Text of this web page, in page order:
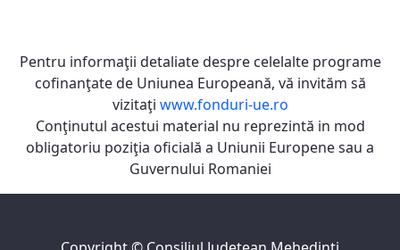
Pentru informaţii detaliate despre celelalte programe
cofinanţate de Uniunea Europeană, vă invităm să
vizitaţi www.fonduri-ue.ro
Conţinutul acestui material nu reprezintă in mod
obligatoriu poziţia oficială a Uniunii Europene sau a
Guvernului Romaniei